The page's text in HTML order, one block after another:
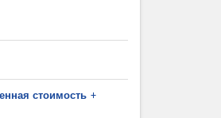
стоимость +